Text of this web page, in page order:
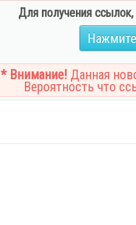
Для получения
* Внимание! Данная
Вероятность что